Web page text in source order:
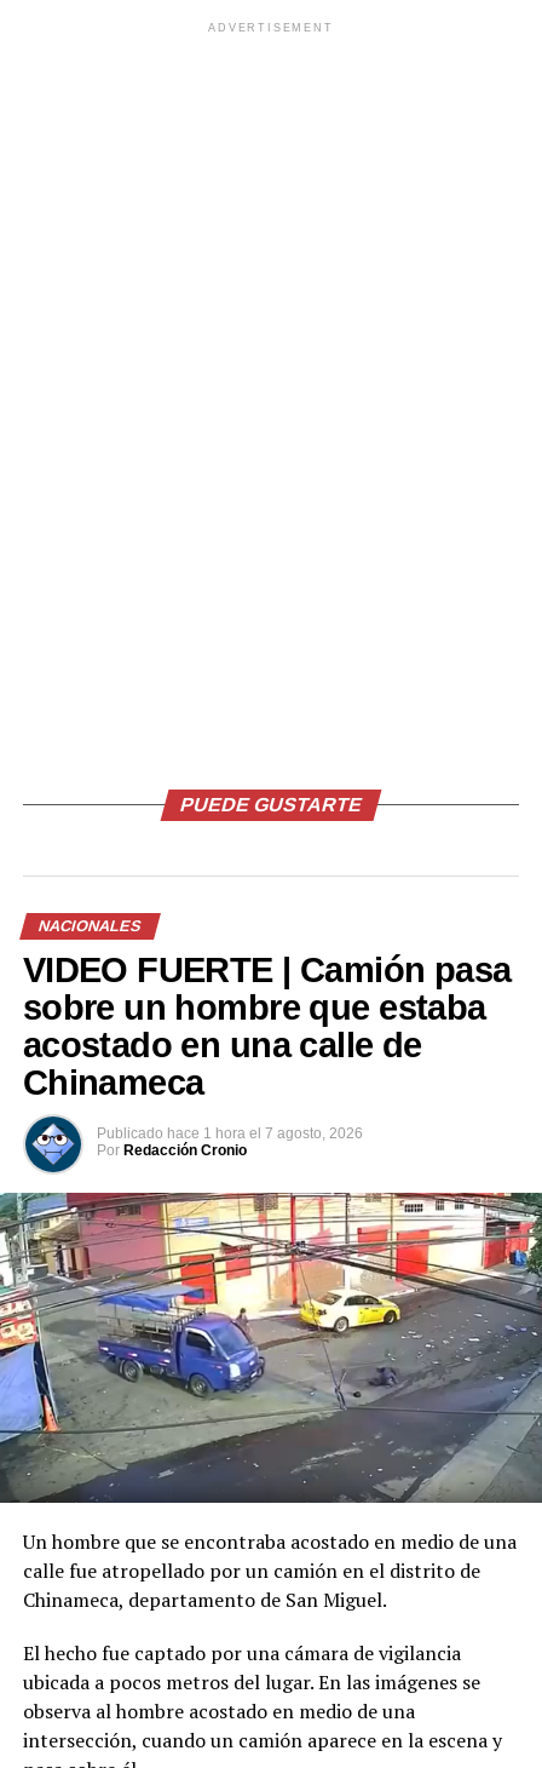
Relacionado
Piden al Fiscal General
presentar nuevos
requerimientos contra
expresidente Funes en el
caso Odebrecht
7 febrero, 2018
En «Política»
General me aseguró que en
ningún momento se refirió a
mi persona”, sobre desvío de
$10 millones
19 septiembre, 2018
En «Política»
TSE recibe de Cancillería
insumos para voto exterior
En «Nacionales»
Vehículo es robado del parqueo del estadio Cuscatlán
durante el partido de Alianza y FAS
ADVERTISEMENT
PUEDE GUSTARTE
NACIONALES
VIDEO FUERTE | Camión pasa
sobre un hombre que estaba
acostado en una calle de
Chinameca
Publicado hace 1 hora el 7 agosto, 2026
Por Redacción Cronio
Un hombre que se encontraba acostado en medio de una
calle fue atropellado por un camión en el distrito de
Chinameca, departamento de San Miguel.
El hecho fue captado por una cámara de vigilancia
ubicada a pocos metros del lugar. En las imágenes se
observa al hombre acostado en medio de una
intersección, cuando un camión aparece en la escena y